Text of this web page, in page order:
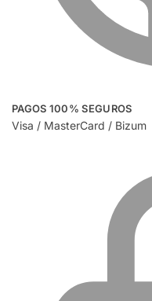
PAGOS 100% SEGUROS
Visa / MasterCard / Bizum